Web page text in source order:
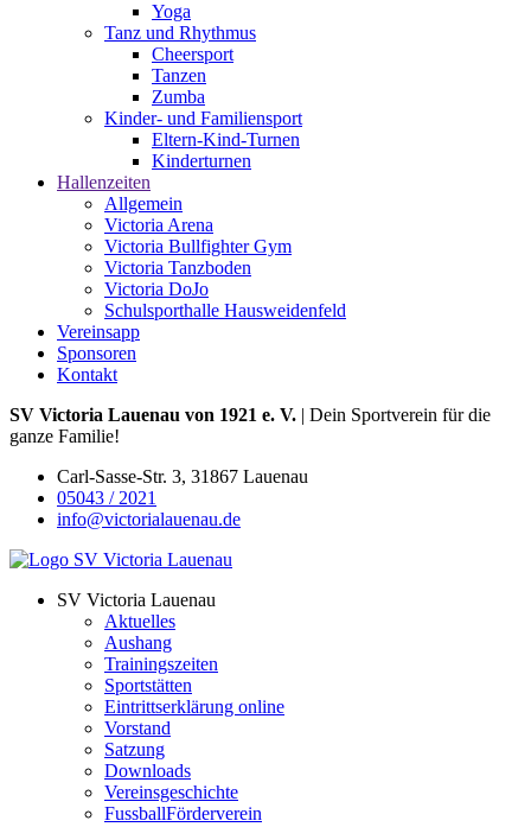
Yoga
Tanz und Rhythmus
Cheersport
Tanzen
Zumba
Kinder- und Familiensport
Eltern-Kind-Turnen
Kinderturnen
Hallenzeiten
Allgemein
Victoria Arena
Victoria Bullfighter Gym
Victoria Tanzboden
Victoria DoJo
Schulsporthalle Hausweidenfeld
Vereinsapp
Sponsoren
Kontakt
SV Victoria Lauenau von 1921 e. V. | Dein Sportverein für die
ganze Familie!
Carl-Sasse-Str. 3, 31867 Lauenau
05043 / 2021
info@victorialauenau.de
SV Victoria Lauenau
Aktuelles
Aushang
Trainingszeiten
Sportstätten
Eintrittserklärung online
Vorstand
Satzung
Downloads
Vereinsgeschichte
FussballFörderverein